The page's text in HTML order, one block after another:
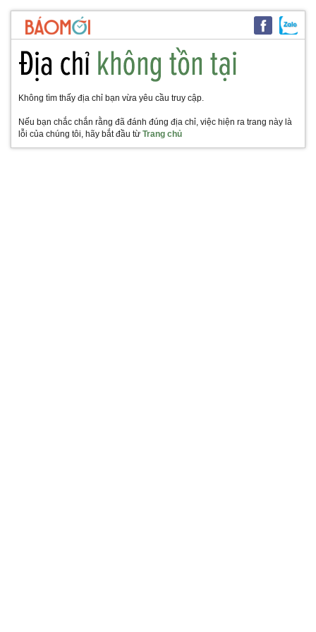
Không tìm thấy địa chỉ bạn vừa yêu cầu truy cập.
Nếu bạn chắc chắn rằng đã đánh đúng địa chỉ, việc hiện ra trang này là
lỗi của chúng tôi, hãy bắt đầu từ Trang chủ